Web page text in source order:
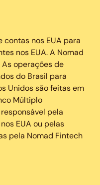
nos EUA para
nos EUA. A Nomad
operações de
do Brasil para
Unidos são feitas em
Múltiplo
pela
EUA ou pelas
pela Nomad Fintech